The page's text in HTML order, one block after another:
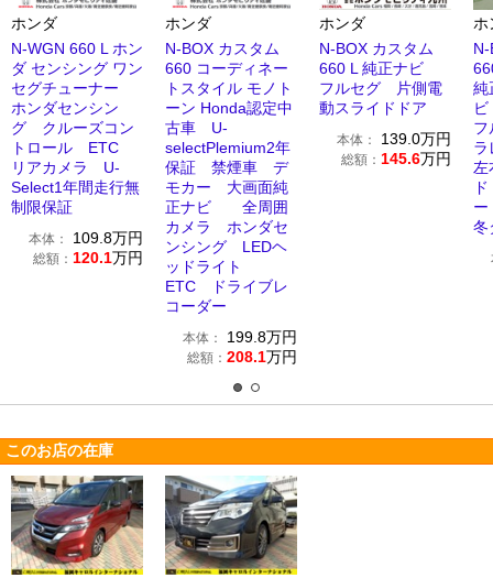
ホンダ
N-WGN 660 L ホン
ダ センシング ワン
セグチューナー
ホンダセンシン
グ クルーズコン
トロール ETC
リアカメラ U-
Select1年間走行無
制限保証
本体： 109.8万円
総額： 120.1万円
ホンダ
N-BOX カスタム
660 コーディネー
トスタイル モノト
ーン Honda認定中
古車 U-
selectPlemium2年
保証 禁煙車 デ
モカー 大画面純
正ナビ 全周囲
カメラ ホンダセ
ンシング LEDヘ
ッドライト
ETC ドライブレ
コーダー
本体： 199.8万円
総額： 208.1万円
ホンダ
N-BOX カスタム
660 L 純正ナビ
フルセグ 片側電
動スライドドア
本体： 139.0万円
総額： 145.6万円
ホ
純
左
冬
このお店の在庫